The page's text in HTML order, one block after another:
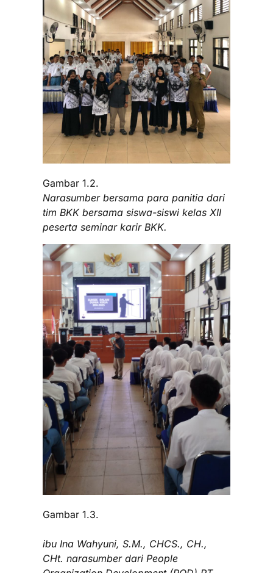
Gambar 1.2.
Narasumber bersama para panitia dari
tim BKK bersama siswa-siswi kelas XII
peserta seminar karir BKK.
Gambar 1.3.
ibu Ina Wahyuni, S.M., CHCS., CH.,
CHt. narasumber dari People